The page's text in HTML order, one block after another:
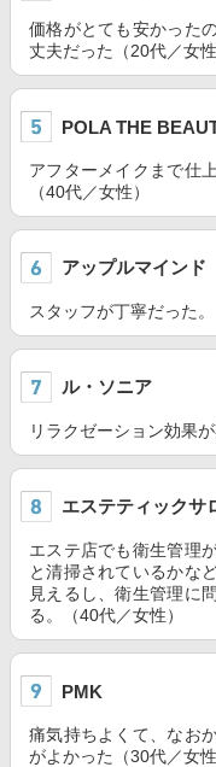
価格がとても安かった
丈夫だった（20代／女性
POLA THE
アフターメイクまで仕
（40代／女性）
アップルマインド
スタッフが丁寧だった。
ル・ソニア
リラクゼーション効果
エステティックサ
エステ店でも衛生管理
と清掃されているかな
見えるし、衛生管理に
る。（40代／女性）
PMK
痛気持ちよくて、なお
がよかった（30代／女性